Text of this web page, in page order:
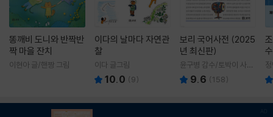
똥깨비 도니와 반짝반
짝 마을 잔치
이현아 글/핸짱 그림
이다의 날마다 자연관
찰
이다 글그림
10.0 (9)
보리 국어사전 (2025
년 최신판)
윤구병 감수/토박이 사전
편찬실 편
9.6 (158)